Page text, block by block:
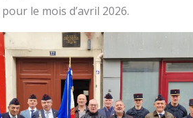
le mois d’avril 2026.